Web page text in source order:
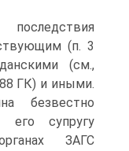
(п. 3
(см.,
ГК) и иными.
безвестно
его супругу
ЗАГС